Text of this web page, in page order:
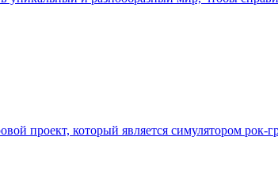
проект, который является симулятором